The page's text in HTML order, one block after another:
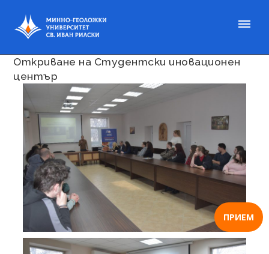
ПРИЕМ
Откриване на Студентски иновационен
център